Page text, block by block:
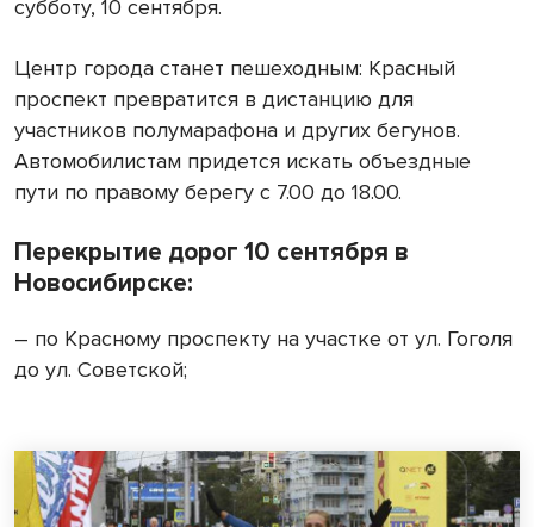
субботу, 10 сентября.
Центр города станет пешеходным: Красный
проспект превратится в дистанцию для
участников полумарафона и других бегунов.
Автомобилистам придется искать объездные
пути по правому берегу с 7.00 до 18.00.
Перекрытие дорог 10 сентября в
Новосибирске:
– по Красному проспекту на участке от ул. Гоголя
до ул. Советской;